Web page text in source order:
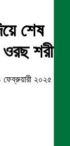
শেষ
শরীফ
২০২৫